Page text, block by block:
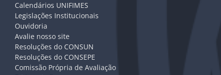
Calendários UNIFIMES
Legislações Institucionais
Ouvidoria
Avalie nosso site
Resoluções do CONSUN
Resoluções do CONSEPE
Comissão Própria de Avaliação